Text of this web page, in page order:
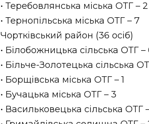
• Теребовлянська міська ОТГ – 2
• Тернопільська міська ОТГ – 7
Чортківський район (36 осіб)
• Білобожницька сільська ОТГ –
• Більче-Золотецька сільська
• Борщівська міська ОТГ – 1
• Бучацька міська ОТГ – 3
• Васильковецька сільська ОТГ –